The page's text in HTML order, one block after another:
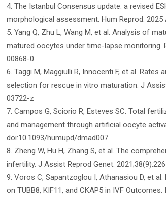
4. The Istanbul Consensus update: a revised
morphological assessment. Hum Reprod.
5. Yang Q, Zhu L, Wang M, et al. Analysis of
matured oocytes under time-lapse monitoring.
00868-0
6. Taggi M, Maggiulli R, Innocenti F, et al.
selection for rescue in vitro maturation. J
03722-z
7. Campos G, Sciorio R, Esteves SC. Total
and management through artificial oocyte
doi:10.1093/humupd/dmad007
8. Zheng W, Hu H, Zhang S, et al. The
infertility. J Assist Reprod Genet.
9. Voros C, Sapantzoglou I, Athanasiou D, et
on TUBB8, KIF11, and CKAP5 in IVF